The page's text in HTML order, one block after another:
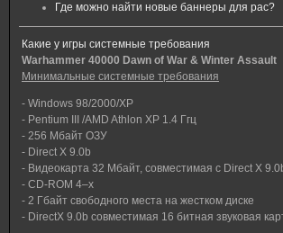
Где можно найти новые баннеры для рас?
Какие у игры системные требования
Warhammer 40000 Dawn of War & Winter Assault
Минимальные системные требования
- Windows 98/2000/XP
- Pentium III /AMD Athlon XP 1.4 Ггц
- 256 Мбайт ОЗУ
- Direct X 9.0b
- Видеокарта 32 Мбайт, совместимая с Direct X
- CD-ROM 4–х
- 2 Гбайт свободного места на жестком диске
- DirectX 9.0b совместимая 16 битная звуковая